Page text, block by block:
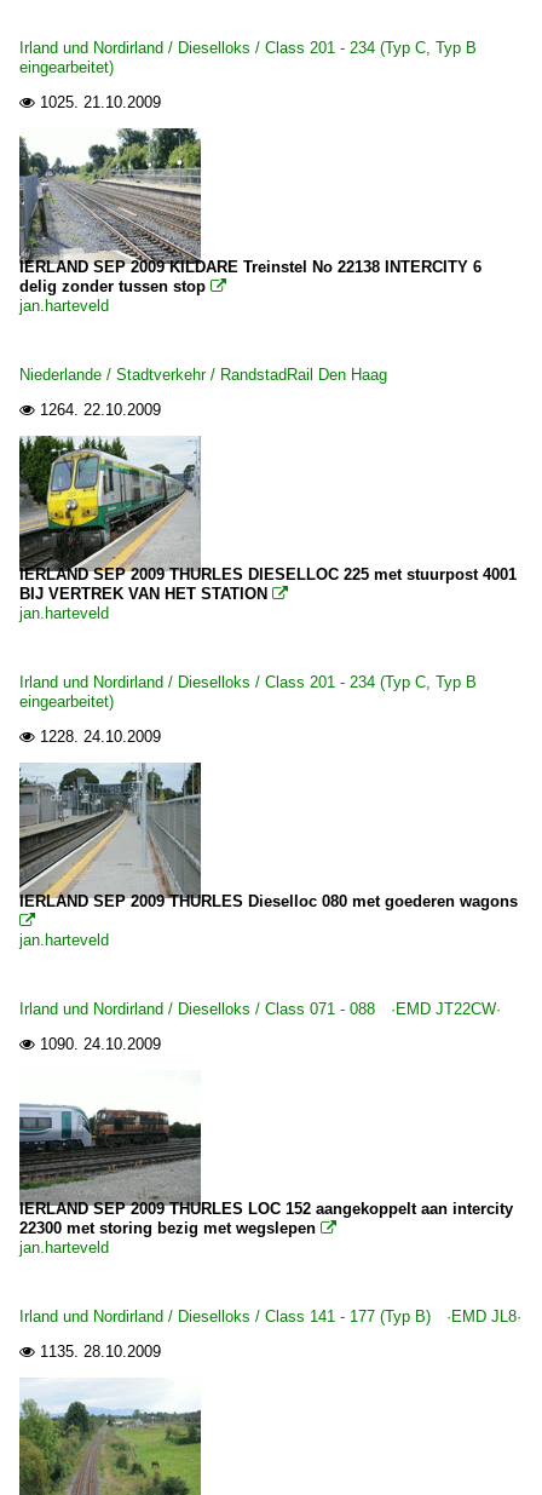
Irland und Nordirland / Dieselloks / Class 201 - 234 (Typ C, Typ B
eingearbeitet)
 1025. 21.10.2009
IERLAND SEP 2009 KILDARE Treinstel No 22138 INTERCITY 6
delig zonder tussen stop 
jan.harteveld
Niederlande / Stadtverkehr / RandstadRail Den Haag
 1264. 22.10.2009
IERLAND SEP 2009 THURLES DIESELLOC 225 met stuurpost 4001
BIJ VERTREK VAN HET STATION 
jan.harteveld
Irland und Nordirland / Dieselloks / Class 201 - 234 (Typ C, Typ B
eingearbeitet)
 1228. 24.10.2009
IERLAND SEP 2009 THURLES Dieselloc 080 met goederen wagons

jan.harteveld
Irland und Nordirland / Dieselloks / Class 071 - 088 ·EMD JT22CW·
 1090. 24.10.2009
IERLAND SEP 2009 THURLES LOC 152 aangekoppelt aan intercity
22300 met storing bezig met wegslepen 
jan.harteveld
Irland und Nordirland / Dieselloks / Class 141 - 177 (Typ B) ·EMD JL8·
 1135. 28.10.2009